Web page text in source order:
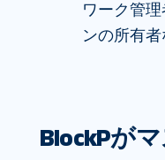
ワーク管
ンの所有者
BlockPが